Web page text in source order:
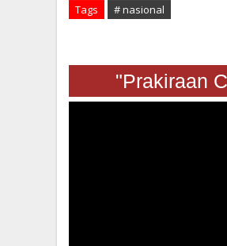
Tags # nasional